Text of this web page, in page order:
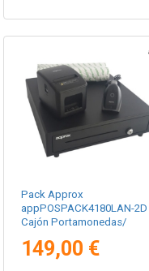
Pack Approx
appPOSPACK4180LAN-2D
Cajón Portamonedas/
de Códigos y Rollos
Térmicos
149,00 €